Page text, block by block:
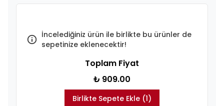
İncelediğiniz ürün ile birlikte bu ürünler de
sepetinize eklenecektir!
Toplam Fiyat
₺ 909.00
Birlikte Sepete Ekle (1)